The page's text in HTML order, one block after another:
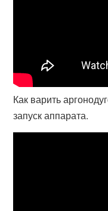
Как варить
запуск аппарата.